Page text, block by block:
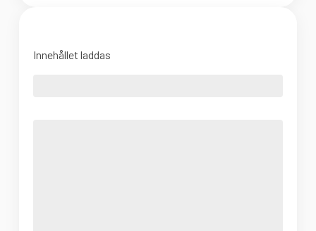
Innehållet laddas